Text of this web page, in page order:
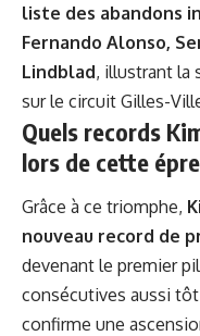
liste des abandons
Fernando Alonso,
Lindblad, illustrant la
sur le circuit Gilles-
Quels records
lors de cette
Grâce à ce triomphe,
nouveau record de
devenant le premier
consécutives aussi tôt
confirme une